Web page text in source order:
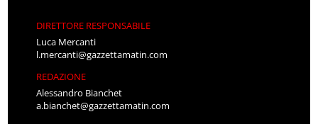
DIRETTORE RESPONSABILE
Luca Mercanti
l.mercanti@gazzettamatin.com
REDAZIONE
Alessandro Bianchet
a.bianchet@gazzettamatin.com